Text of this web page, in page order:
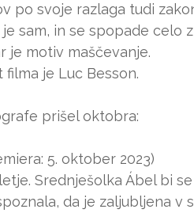
po svoje razlaga tudi
sam, in se spopade celo
je motiv maščevanje.
filma je Luc Besson.
prišel oktobra:
5. oktober 2023)
Srednješolka Ábel bi
da je zaljubljena v